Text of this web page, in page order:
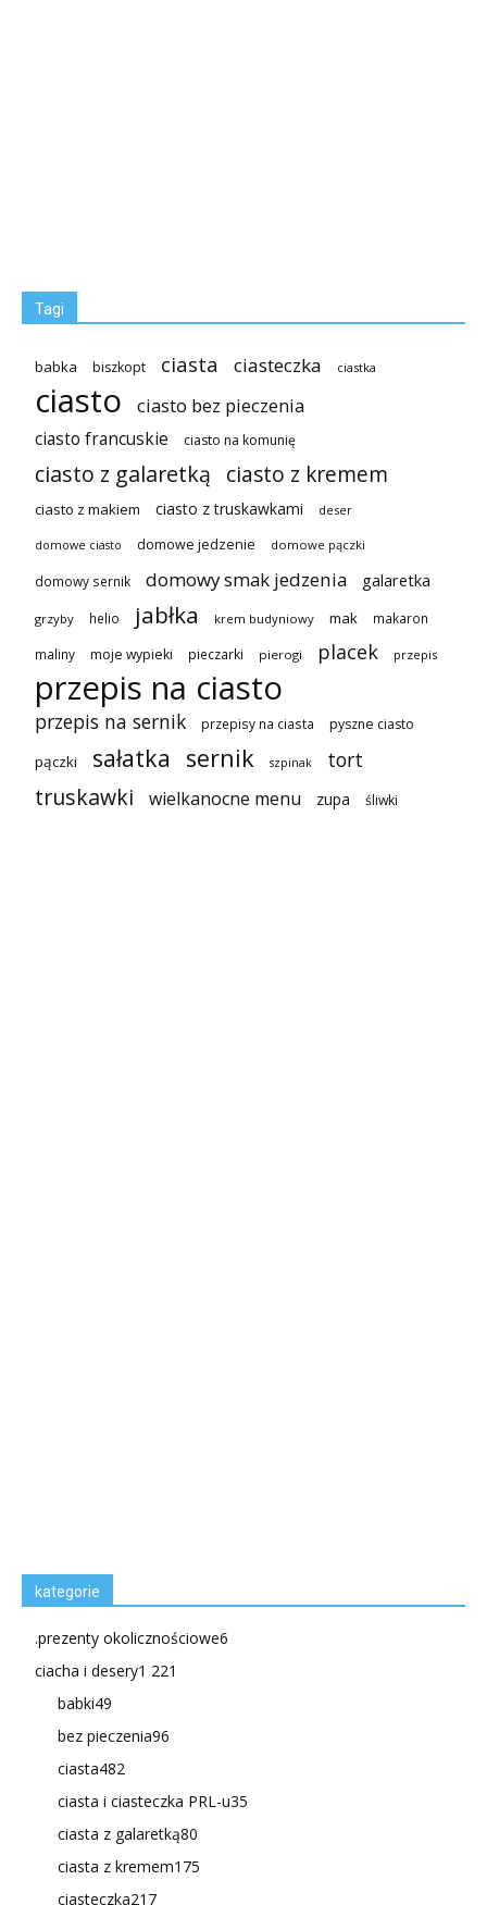
Tagi
babka biszkopt ciasta ciasteczka ciastka
ciasto ciasto bez pieczenia
ciasto francuskie ciasto na komunię
ciasto z galaretką ciasto z kremem
ciasto z makiem ciasto z truskawkami deser
domowe ciasto domowe jedzenie domowe pączki
domowy sernik domowy smak jedzenia galaretka
grzyby helio jabłka krem budyniowy mak makaron
maliny moje wypieki pieczarki pierogi placek przepis
przepis na ciasto
przepis na sernik przepisy na ciasta pyszne ciasto
pączki sałatka sernik szpinak tort
truskawki wielkanocne menu zupa śliwki
kategorie
.prezenty okolicznościowe6
ciacha i desery1 221
babki49
bez pieczenia96
ciasta482
ciasta i ciasteczka PRL-u35
ciasta z galaretką80
ciasta z kremem175
ciasteczka217